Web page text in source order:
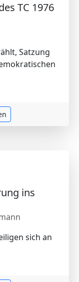
TC 1976
Satzung
ins
sich an